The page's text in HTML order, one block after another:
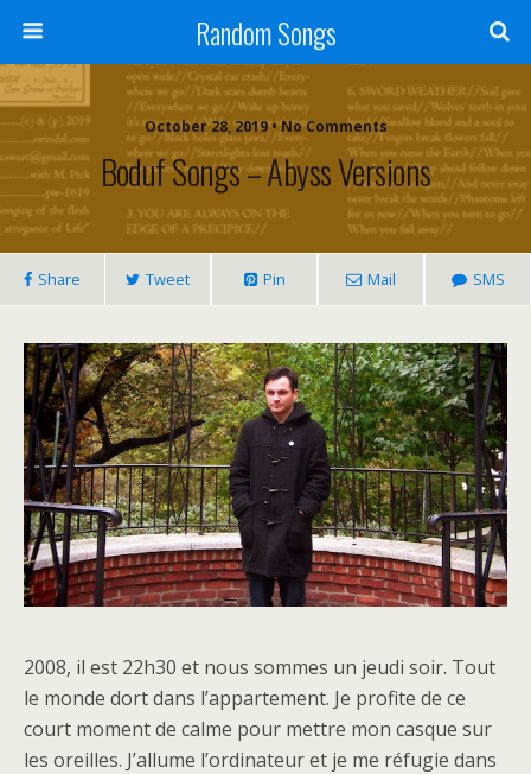
Random Songs
October 28, 2019 • No Comments
Boduf Songs – Abyss Versions
Share Tweet Pin Mail SMS
2008, il est 22h30 et nous sommes un jeudi soir. Tout
le monde dort dans l’appartement. Je profite de ce
court moment de calme pour mettre mon casque sur
les oreilles. J’allume l’ordinateur et je me réfugie dans